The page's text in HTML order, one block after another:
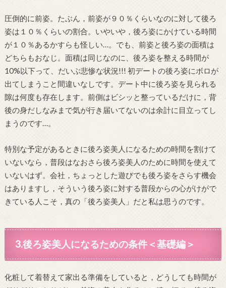
圧倒的に前姿。たぶん，前姿が９０％くらいなのに対して後ろ
姿は１０％くらいの割合。いやいや，後ろ姿にかけている時間
が１０％あるかすらも怪しい…。でも、前姿と後ろ姿の面積は
どちらもおなじ。面積は同じなのに、後ろ姿を整える時間が
10%以下って、だいぶ悲惨な状況!!! 初デートの後ろ姿にボロが
出てしまうこと間違いなしです。デート中に後ろ姿を見られる
隙は何度も存在します。前側はビシッと整っているだけに，背
後の身だしなみまで気が行き届いてないのは余計に目立ってし
まうのです…。
特別な予定があるときに後ろ姿美人になるための時間を割けて
いないなら，普段はなおさら後ろ姿美人のために時間を使えて
いないはず。会社，ちょっとした遊びでも後ろ姿をさらす機会
はありますし，そういう後ろ姿に対する普段からの心がけがで
きている人こそ，真の「後ろ姿美人」だと私は思うのです。
3.後ろ姿美人になるための条件＜基礎編＞
化粧して着替えて家出る準備をしていると，どうしても時間が